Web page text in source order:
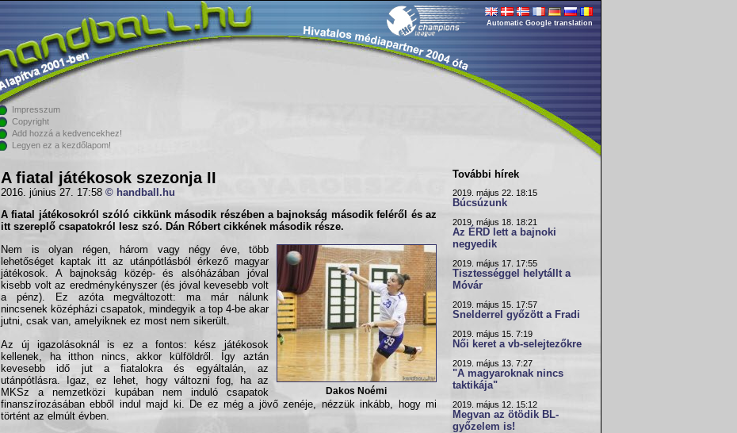
Automatic Google translation
Impresszum
Copyright
Add hozzá a kedvencekhez!
Legyen ez a kezdőlapom!
A fiatal játékosok szezonja II
2016. június 27. 17:58 © handball.hu
A fiatal játékosokról szóló cikkünk második részében a bajnokság második feléről és az
itt szereplő csapatokról lesz szó. Dán Róbert cikkének második része.
Dakos Noémi
Nem is olyan régen, három vagy négy éve, több
lehetőséget kaptak itt az utánpótlásból érkező magyar
játékosok. A bajnokság közép- és alsóházában jóval
kisebb volt az eredménykényszer (és jóval kevesebb volt
a pénz). Ez azóta megváltozott: ma már nálunk
nincsenek középházi csapatok, mindegyik a top 4-be akar
jutni, csak van, amelyiknek ez most nem sikerült.
Az új igazolásoknál is ez a fontos: kész játékosok
kellenek, ha itthon nincs, akkor külföldről. Így aztán
kevesebb idő jut a fiatalokra és egyáltalán, az
utánpótlásra. Igaz, ez lehet, hogy változni fog, ha az
MKSz a nemzetközi kupában nem induló csapatok
finanszírozásában ebből indul majd ki. De ez még a jövő zenéje, nézzük inkább, hogy mi
történt az elmúlt évben.
További hírek
2019. május 22. 18:15
Búcsúzunk
2019. május 18. 18:21
Az ÉRD lett a bajnoki
negyedik
2019. május 17. 17:55
Tisztességgel helytállt a
Móvár
2019. május 15. 17:57
Snelderrel győzött a Fradi
2019. május 15. 7:19
Női keret a vb-selejtezőkre
2019. május 13. 7:27
"A magyaroknak nincs
taktikája"
2019. május 12. 15:12
Megvan az ötödik BL-
győzelem is!